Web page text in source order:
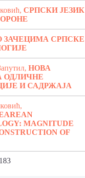
СРПСКИ ЈЕЗИК
ЗАЧЕЦИМА СРПСКЕ
НОВА
ОДЛИЧНЕ
И САДРЖАЈА
MAGNITUDE
OF
183